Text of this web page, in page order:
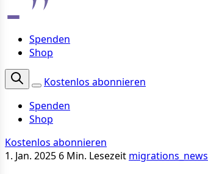
Spenden
Shop
Kostenlos abonnieren
Spenden
Shop
Kostenlos abonnieren
1. Jan. 2025 6 Min. Lesezeit migrations_news